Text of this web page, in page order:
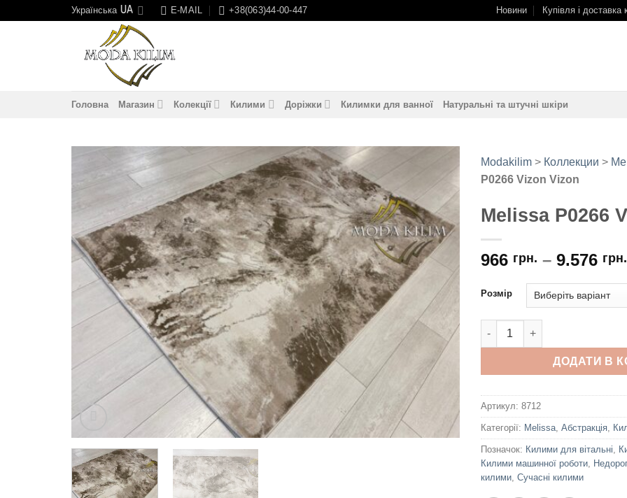
Українська E-MAIL +38(063)44-00-447 Новини Купівля і доставка
Головна Магазин Колекції Килими Доріжки Килимки для ванної Натуральні та штучні шкіри
до
обраного
Modakilim > Коллекции >
P0266 Vizon Vizon
Melissa P0266
966 грн. – 9.576 грн.
Розмір
Melissa P0266 Vizon Vizon
ДОДАТИ В
Артикул: 8712
Категорії: Melissa Абстракція
Позначок: Килими для вітальні
Килими машинної роботи
килими Сучасні килими